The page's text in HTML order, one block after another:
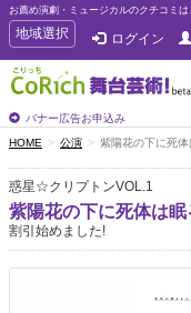
お薦め演劇・ミュージカルのクチコミは
T
o
g
g
e
n
a
v
i
g
a
地域選択 ログイン
バナー広告お申込み
HOME 公演 紫陽花の下に死体
惑星☆クリプトンVOL.1
紫陽花の下に死体は眠
割引始めました!